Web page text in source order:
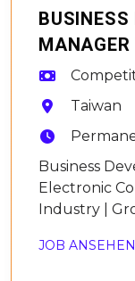
BUSINESS
Taiwan
Business
Electronic
Industry |
JOB ANSEHEN